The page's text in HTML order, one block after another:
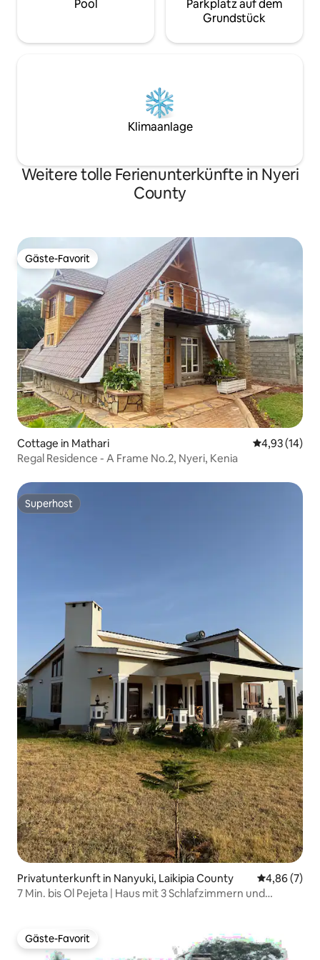
Pool
Parkplatz auf dem
Grundstück
Klimaanlage
Weitere tolle Ferienunterkünfte in Nyeri
County
Gäste-Favorit
Gäste-Favorit
Cottage in Mathari
4,93 (14)
Regal Residence - A Frame No.2, Nyeri, Kenia
Superhost
Superhost
Privatunterkunft in Nanyuki, Laikipia County
4,86 (7)
7 Min. bis Ol Pejeta | Haus mit 3 Schlafzimmern und
Gäste-Favorit
Gäste-Favorit